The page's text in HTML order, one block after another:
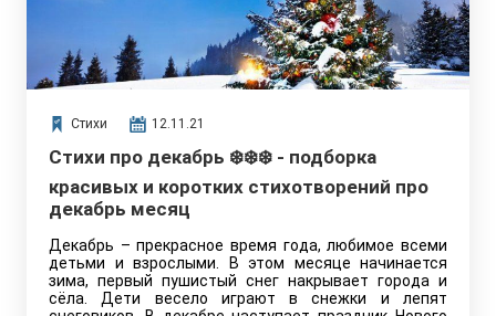
Стихи 12.11.21
Стихи про декабрь ❄️❄️❄️ - подборка
красивых и коротких стихотворений про
декабрь месяц
Декабрь – прекрасное время года, любимое всеми
детьми и взрослыми. В этом месяце начинается
зима, первый пушистый снег накрывает города и
сёла. Дети весело играют в снежки и лепят